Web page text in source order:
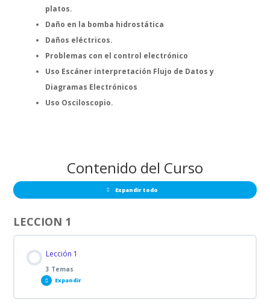
platos.
Daño en la bomba hidrostática
Daños eléctricos.
Problemas con el control electrónico
Uso Escáner interpretación Flujo de Datos y
Diagramas Electrónicos
Uso Osciloscopio.
Contenido del Curso
Expandir todo
LECCION 1
Lección 1
3 Temas
Expandir